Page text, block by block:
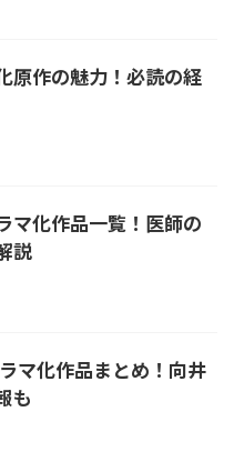
原作の魅力！必読の経
マ化作品一覧！医師の
説
マ化作品まとめ！向井
も